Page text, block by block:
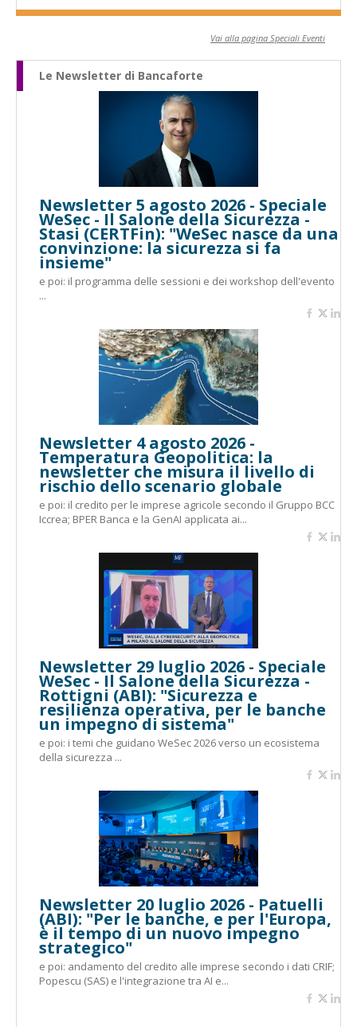
Vai alla pagina Speciali Eventi
Le Newsletter di Bancaforte
Newsletter 5 agosto 2026 - Speciale
WeSec - Il Salone della Sicurezza -
Stasi (CERTFin): "WeSec nasce da una
convinzione: la sicurezza si fa
insieme"
e poi: il programma delle sessioni e dei workshop dell'evento
...
Newsletter 4 agosto 2026 -
Temperatura Geopolitica: la
newsletter che misura il livello di
rischio dello scenario globale
e poi: il credito per le imprese agricole secondo il Gruppo BCC
Iccrea; BPER Banca e la GenAI applicata ai...
Newsletter 29 luglio 2026 - Speciale
WeSec - Il Salone della Sicurezza -
Rottigni (ABI): "Sicurezza e
resilienza operativa, per le banche
un impegno di sistema"
e poi: i temi che guidano WeSec 2026 verso un ecosistema
della sicurezza ...
Newsletter 20 luglio 2026 - Patuelli
(ABI): "Per le banche, e per l'Europa,
è il tempo di un nuovo impegno
strategico"
e poi: andamento del credito alle imprese secondo i dati CRIF;
Popescu (SAS) e l'integrazione tra AI e...